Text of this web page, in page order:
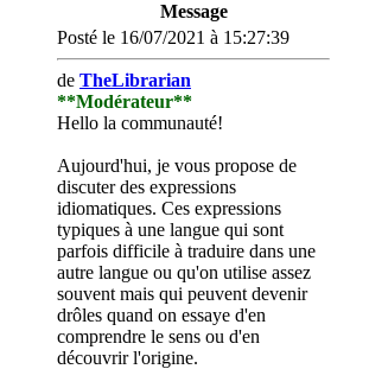
Message
Posté le 16/07/2021 à 15:27:39
de TheLibrarian
**Modérateur**
Hello la communauté!
Aujourd'hui, je vous propose de
discuter des expressions
idiomatiques. Ces expressions
typiques à une langue qui sont
parfois difficile à traduire dans une
autre langue ou qu'on utilise assez
souvent mais qui peuvent devenir
drôles quand on essaye d'en
comprendre le sens ou d'en
découvrir l'origine.